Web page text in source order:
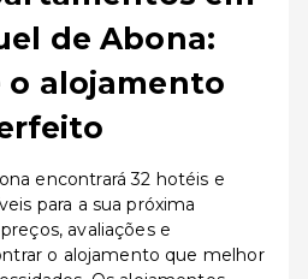
de Abona:
alojamento
encontrará 32 hotéis e
para a sua próxima
avaliações e
o alojamento que melhor